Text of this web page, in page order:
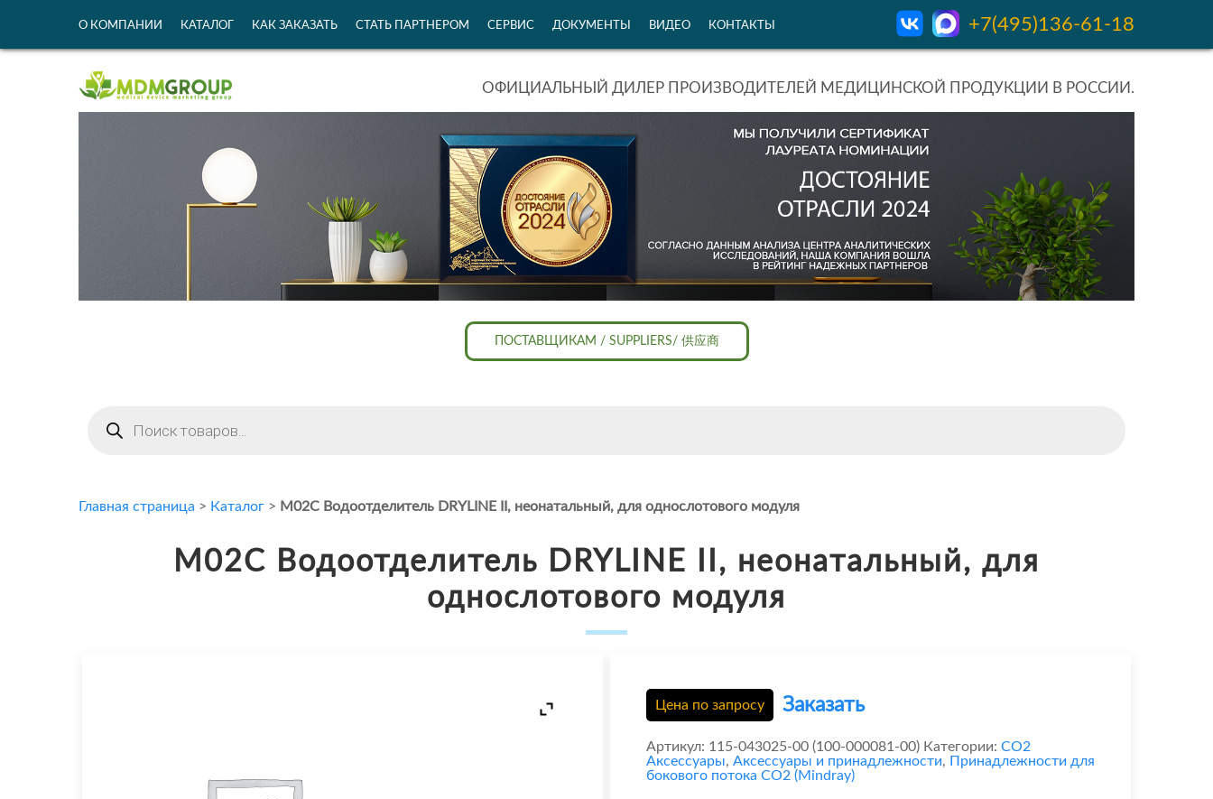
О КОМПАНИИ КАТАЛОГ КАК ЗАКАЗАТЬ СТАТЬ ПАРТНЕРОМ СЕРВИС ДОКУМЕНТЫ ВИДЕО КОНТАКТЫ +7(495)136-61-18
ОФИЦИАЛЬНЫЙ ДИЛЕР ПРОИЗВОДИТЕЛЕЙ МЕДИЦИНСКОЙ ПРОДУКЦИИ В РОССИИ.
ПОСТАВЩИКАМ / SUPPLIERS/ 供应商
товаров
Главная страница > Каталог > M02C Водоотделитель DRYLINE II, неонатальный, для однослотового модуля
M02C Водоотделитель DRYLINE II, неонатальный, для
однослотового модуля
Цена по запросу Заказать
Артикул: 115-043025-00 (100-000081-00) Категории: CO2
Аксессуары, Аксессуары и принадлежности, Принадлежности для
бокового потока CO2 (Mindray)